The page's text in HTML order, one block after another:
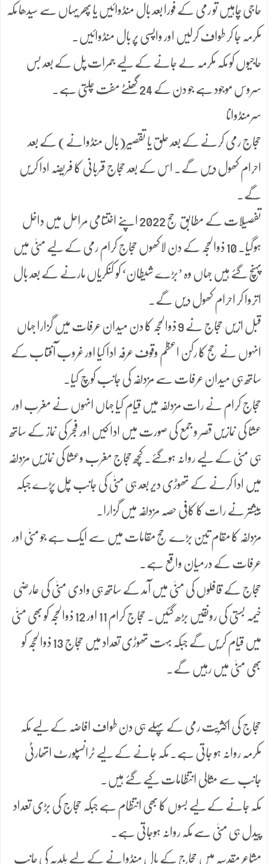
حاجی چاہیں تو رمی کے فورا بعد بال منڈوائیں یا پھر یہاں سے سیدھا مکہ
مکرمہ جا کر طواف کرلیں اور واپسی پر بال منڈوائیں۔
حاجیوں کو مکہ مکرمہ لے جانے کے لیے جمرات پل کے بعد بس
سروس موجود ہے جو دن کے 24 گھنٹے مفت چلتی ہے۔
سرمنڈوانا
حجاج رمی کرنے کے بعد حلق یا تقصیر(بال منڈوانے) کے بعد
احرام کھول دیں گے۔ اس کے بعد حجاج قربانی کا فریضہ ادا کریں
گے۔
تفصیلات کے مطابق حج 2022 اپنے اختتامی مراحل میں داخل
ہوگیا۔ 10 ذوالحجہ کے دن لاکھوں حجاج کرام رمی کے لیے منیٰ میں
پہنچ گئے ہیں جہاں وہ ’بڑے شیطان‘ کو کنکریاں مارنے کے بعد بال
اتروا کر احرام کھول دیں گے۔
قبل ازیں حجاج نے 9 ذوالحجہ کا دن میدان عرفات میں گزارا جہاں
انہوں نے حج کا رکن اعظم وقوف عرفہ ادا کیا اور غروب آفتاب کے
ساتھ ہی میدان عرفات سے مزدلفہ کی جانب کوچ کیا۔
حجاج کرام نے رات مزدلفہ میں قیام کیا جہاں انہوں نے مغرب اور
عشا کی نمازیں قصر و جمع کی صورت میں ادا کیں اور فجر کی نماز کے ساتھ
ہی منیٰ کے لیے روانہ ہوگئے۔ کچھ حجاج مغرب وعشا کی نمازیں مزدلفہ
میں ادا کرنے کے تھوڑی دیر بعد ہی منیٰ کی جانب چل پڑے جبکہ
بیشتر نے رات کا کافی حصہ مزدلفہ میں گزارا۔
مزدلفہ کا مقام تین بڑے حج مقامات میں سے ایک ہے جو منیٰ اور
عرفات کے درمیان واقع ہے۔
حجاج کے قافلوں کی منیٰ میں آمد کے ساتھ ہی وادی منیٰ کی عارضی
خیمہ بستی کی رونقیں بڑھ گئیں۔ حجاج کرام 11 اور 12 ذوالحجہ کو بھی منیٰ
میں قیام کریں گے جبکہ بہت تھوڑی تعداد میں حجاج 13 ذوالحجہ کو
بھی منیٰ میں رہیں گے۔
حجاج کی اکثریت رمی کے پہلے ہی دن طواف افاضہ کے لیے مکہ
مکرمہ روانہ ہو جاتی ہے۔ مکہ جانے کے لیے ٹرانسپورٹ اتھارٹی
جانب سے مثالی انتظامات کیے گئے ہیں۔
مکہ جانے کے لیے بسوں کا بھی انتظام ہے جبکہ حجاج کی بڑی تعداد
پیدل ہی منیٰ سے مکہ روانہ ہوجاتی ہے۔
مشاعر مقدسہ میں حجاج کے بال منڈوانے کے لیے بلدیہ کی جانب